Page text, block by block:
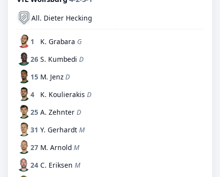
All. Dieter Hecking
1 K. Grabara G
26 S. Kumbedi D
15 M. Jenz D
4
K. Koulierakis D
25 A. Zehnter D
31 Y. Gerhardt M
27 M. Arnold M
24 C. Eriksen M